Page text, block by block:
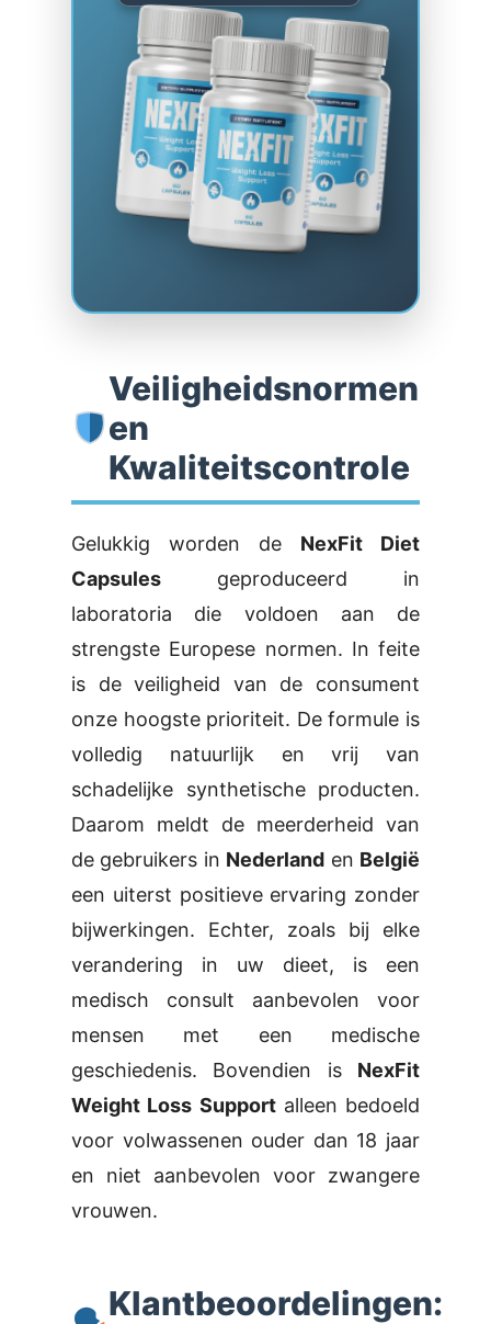
Veiligheidsnormen
en
Kwaliteitscontrole
Gelukkig worden de NexFit Diet
Capsules geproduceerd in
laboratoria die voldoen aan de
strengste Europese normen. In feite
is de veiligheid van de consument
onze hoogste prioriteit. De formule is
volledig natuurlijk en vrij van
schadelijke synthetische producten.
Daarom meldt de meerderheid van
de gebruikers in Nederland en België
een uiterst positieve ervaring zonder
bijwerkingen. Echter, zoals bij elke
verandering in uw dieet, is een
medisch consult aanbevolen voor
mensen met een medische
geschiedenis. Bovendien is NexFit
Weight Loss Supportalleen bedoeld
voor volwassenen ouder dan 18 jaar
en niet aanbevolen voor zwangere
vrouwen.
Klantbeoordelingen: